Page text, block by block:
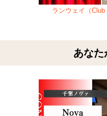
ランウェイ（
あなた